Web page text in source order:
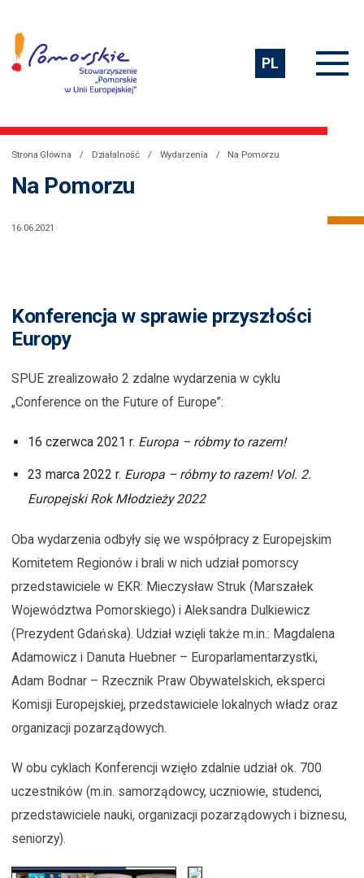
PL
Strona Główna Działalność Wydarzenia Na Pomorzu
Na Pomorzu
16.06.2021
Konferencja w sprawie przyszłości
Europy
SPUE zrealizowało 2 zdalne wydarzenia w cyklu
„Conference on the Future of Europe”:
16 czerwca 2021 r. Europa – róbmy to razem!
23 marca 2022 r. Europa – róbmy to razem! Vol. 2.
Europejski Rok Młodzieży 2022
Oba wydarzenia odbyły się we współpracy z Europejskim
Komitetem Regionów i brali w nich udział pomorscy
przedstawiciele w EKR: Mieczysław Struk (Marszałek
Województwa Pomorskiego) i Aleksandra Dulkiewicz
(Prezydent Gdańska). Udział wzięli także m.in.: Magdalena
Adamowicz i Danuta Huebner – Europarlamentarzystki,
Adam Bodnar – Rzecznik Praw Obywatelskich, eksperci
Komisji Europejskiej, przedstawiciele lokalnych władz oraz
organizacji pozarządowych.
W obu cyklach Konferencji wzięło zdalnie udział ok. 700
uczestników (m.in. samorządowcy, uczniowie, studenci,
przedstawiciele nauki, organizacji pozarządowych i biznesu,
seniorzy).